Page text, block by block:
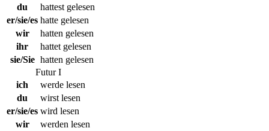
du
hattest gelesen
er/sie/es hatte gelesen
wir
hatten gelesen
ihr
hattet gelesen
sie/Sie hatten gelesen
Futur I
ich
werde lesen
du
wirst lesen
er/sie/es wird lesen
wir
werden lesen